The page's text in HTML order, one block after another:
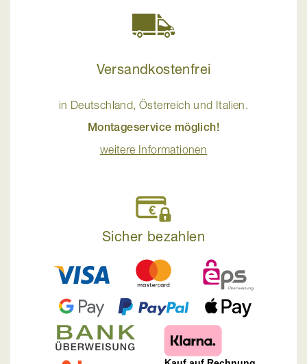
Versandkostenfrei
in Deutschland, Österreich und Italien.
Montageservice möglich!
weitere Informationen
Sicher bezahlen